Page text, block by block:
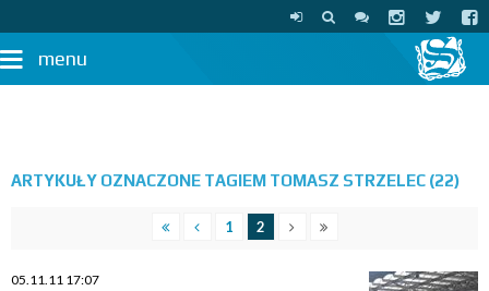
menu
ARTYKUŁY OZNACZONE TAGIEM TOMASZ STRZELEC (22)
1 2
05.11.11 17:07